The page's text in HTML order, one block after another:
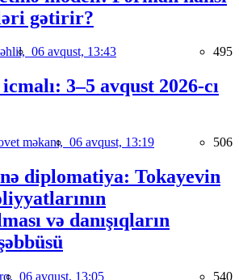
gətirir?
06 avqust, 13:43 495
3–5 avqust 2026-cı
məkanı, 06 avqust, 13:19 506
diplomatiya: Tokayevin
və danışıqların
06 avqust, 13:05 540